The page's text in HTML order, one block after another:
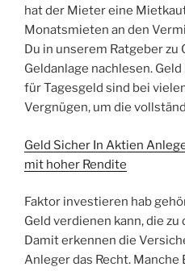
hat der Mieter eine
Monatsmieten an den
Du in unserem Ratgeber zu
Geldanlage nachlesen.
für Tagesgeld sind bei
Vergnügen, um die
Geld Sicher In Aktien
mit hoher Rendite
Faktor investieren hab
Geld verdienen kann, die
Damit erkennen die
Anleger das Recht. Manche